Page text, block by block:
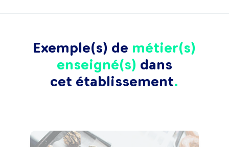
Exemple(s) de métier(s)
enseigné(s) dans
cet établissement